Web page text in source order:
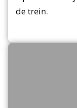
de trein.